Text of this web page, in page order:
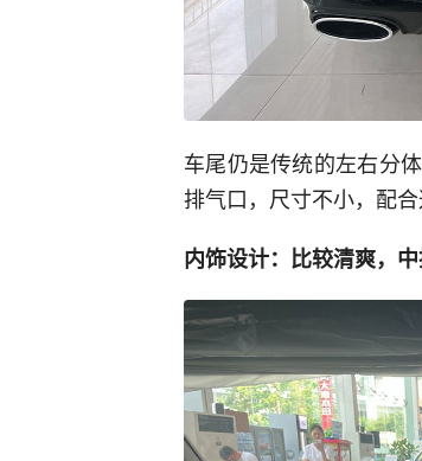
车尾仍是传统的左右分
排气口，尺寸不小，配
内饰设计：比较清爽，